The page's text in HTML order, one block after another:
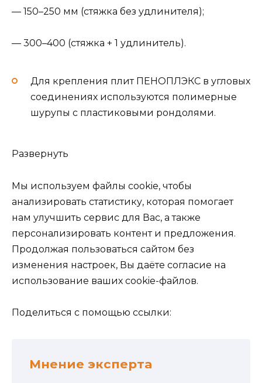
— 150–250 мм (стяжка без удлинителя);
— 300–400 (стяжка + 1 удлинитель).
Для крепления плит ПЕНОПЛЭКС в угловых
соединениях используются полимерные
шурупы с пластиковыми рондолями.
Развернуть
Мы используем файлы cookie, чтобы
анализировать статистику, которая помогает
нам улучшить сервис для Вас, а также
персонализировать контент и предложения.
Продолжая пользоваться сайтом без
изменения настроек, Вы даёте согласие на
использование ваших cookie-файлов.
Поделиться с помощью ссылки:
Мнение эксперта